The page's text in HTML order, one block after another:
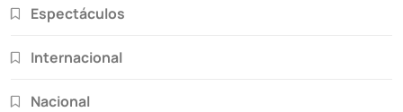
Espectáculos
Internacional
Nacional